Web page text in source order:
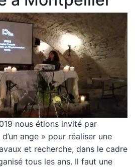
nous étions invité par
d’un ange » pour réaliser une
et recherche, dans le cadre
tous les ans. Il faut une